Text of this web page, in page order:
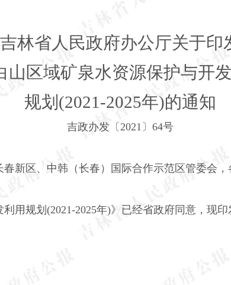
吉林省人民政府办公厅关于印
山区域矿泉水资源保护与开
规划(2021-2025年)的通知
吉政办发〔2021〕64号
新区、中韩（长春）国际合作示范区管委会，
利用规划 (2021-2025年)》已经省政府同意，现印